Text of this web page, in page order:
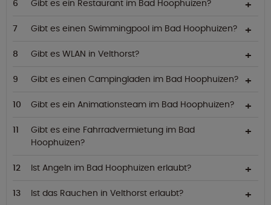
Gibt es ein Restaurant im Bad Hoophuizen?
Gibt es einen Swimmingpool im Bad Hoophuizen?
Gibt es WLAN in Velthorst?
Gibt es einen Campingladen im Bad Hoophuizen?
Gibt es ein Animationsteam im Bad Hoophuizen?
Gibt es eine Fahrradvermietung im Bad
Hoophuizen?
Ist Angeln im Bad Hoophuizen erlaubt?
Ist das Rauchen in Velthorst erlaubt?